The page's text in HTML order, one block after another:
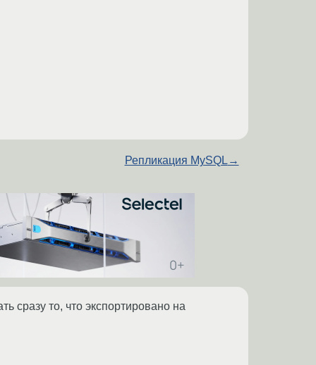
Репликация MySQL →
сразу то, что экспортировано на